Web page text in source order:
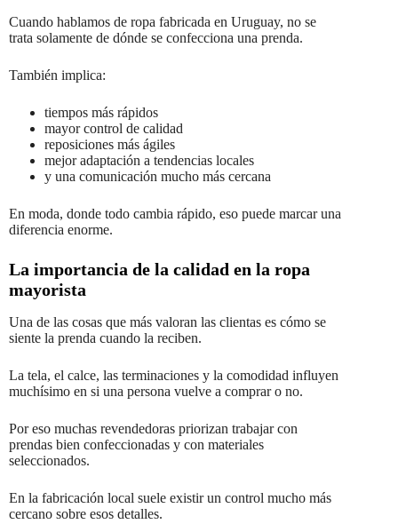
Cuando hablamos de ropa fabricada en Uruguay, no se
trata solamente de dónde se confecciona una prenda.
También implica:
tiempos más rápidos
mayor control de calidad
reposiciones más ágiles
mejor adaptación a tendencias locales
y una comunicación mucho más cercana
En moda, donde todo cambia rápido, eso puede marcar una
diferencia enorme.
La importancia de la calidad en la ropa
mayorista
Una de las cosas que más valoran las clientas es cómo se
siente la prenda cuando la reciben.
La tela, el calce, las terminaciones y la comodidad influyen
muchísimo en si una persona vuelve a comprar o no.
Por eso muchas revendedoras priorizan trabajar con
prendas bien confeccionadas y con materiales
seleccionados.
En la fabricación local suele existir un control mucho más
cercano sobre esos detalles.